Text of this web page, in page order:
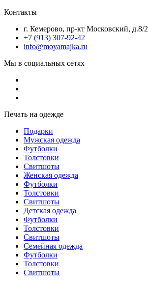
Контакты
г. Кемерово, пр-кт Московский, д.8/2
+7 (913) 307-92-42
info@moyamajka.ru
Мы в социальных сетях
Печать на одежде
Подарки
Мужская одежда
Футболки
Толстовки
Свитшоты
Женская одежда
Футболки
Толстовки
Свитшоты
Детская одежда
Футболки
Толстовки
Свитшоты
Семейная одежда
Футболки
Толстовки
Свитшоты